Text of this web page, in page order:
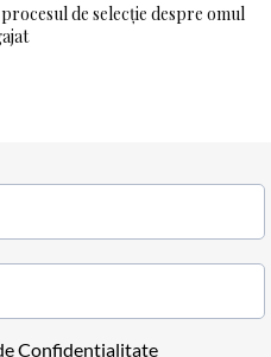
de selecție despre omul